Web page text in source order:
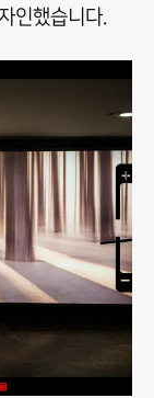
인했습니다.